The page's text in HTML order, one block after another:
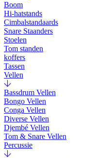
Boom
Hi-hatstands
Cimbalstandaards
Snare Staanders
Stoelen
Tom standen
koffers
Tassen
Vellen
Bassdrum Vellen
Bongo Vellen
Conga Vellen
Diverse Vellen
Djembé Vellen
Tom & Snare Vellen
Percussie